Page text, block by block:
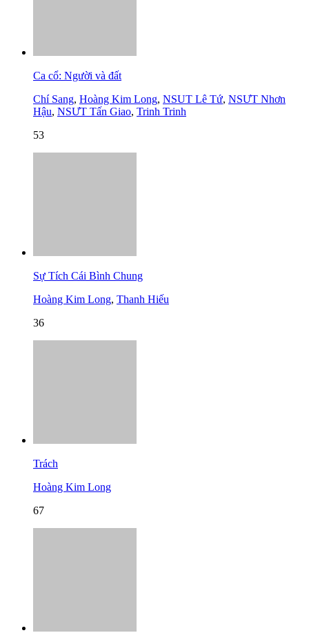
Ca cổ: Người và đất
Chí Sang, Hoàng Kim Long, NSUT Lê Tứ, NSƯT Nhơn
Hậu, NSƯT Tấn Giao, Trinh Trinh
53
Sự Tích Cái Bình Chung
Hoàng Kim Long, Thanh Hiếu
36
Trách
Hoàng Kim Long
67